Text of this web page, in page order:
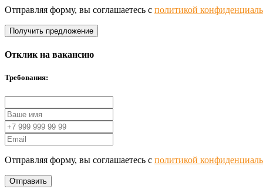
Отправляя форму, вы соглашаетесь с политикой
Получить предложение
Отклик на вакансию
Требования:
Отправляя форму, вы соглашаетесь с политикой
Отправить